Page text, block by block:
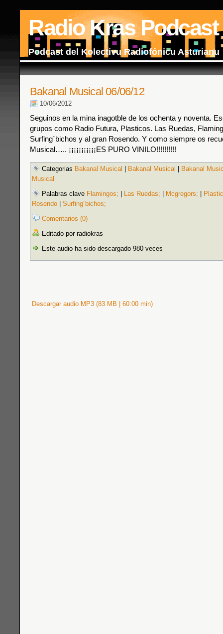
Radio Kras Podcast
Podcast del Kolectivu Radiofónicu Asturianu
Bakanal Musical 06/06/12
10/06/2012
Seguinos en la mina inagotble de los ochenta y noventa.
grupos como Radio Futura, Plasticos. Las Ruedas,
Surfing´bichos y al gran Rosendo. Y como siempre os
Musical….. ¡¡¡¡¡¡¡¡¡¡¡ES PURO VINILO!!!!!!!!!!
Categorias Bakanal Musical Bakanal Musical
Bakanal
Musical
Palabras clave Flamingos; Las Ruedas; Mcgregors;
Rosendo
Surfing´bichos;
Comentarios (0)
Editado por radiokras
Este audio ha sido descargado 980 veces
Descargar audio MP3 (83 MB | 60:00 min)